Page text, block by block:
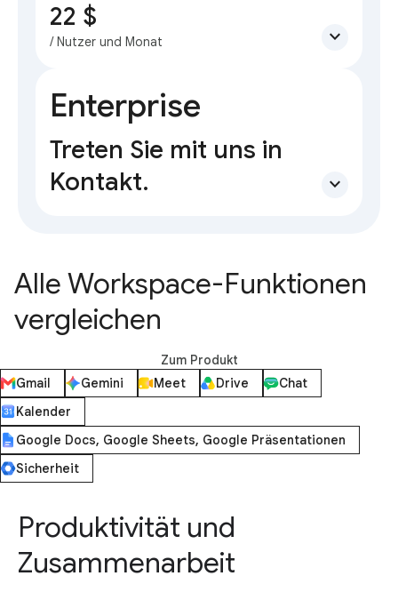
22 $
/ Nutzer und Monat expand_more
Enterprise
Treten Sie mit uns in
Kontakt.
expand_more
Alle Workspace-Funktionen
vergleichen
Zum Produkt
Gmail
Gemini Meet Drive
Chat
Kalender
Google Docs, Google Sheets, Google Präsentationen
Sicherheit
Produktivität und
Zusammenarbeit